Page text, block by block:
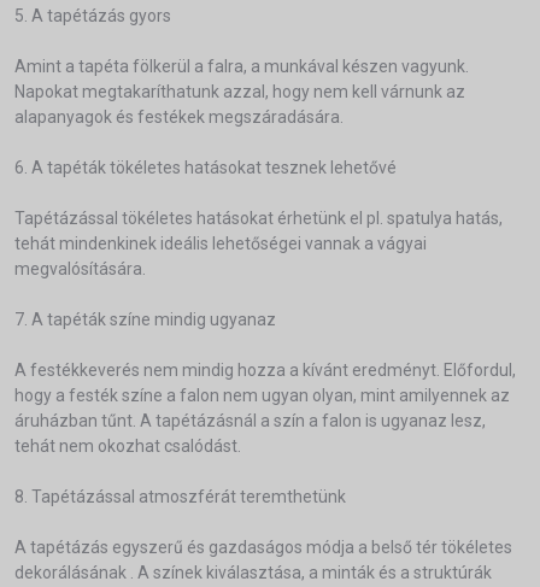
5. A tapétázás gyors
Amint a tapéta fölkerül a falra, a munkával készen vagyunk.
Napokat megtakaríthatunk azzal, hogy nem kell várnunk az
alapanyagok és festékek megszáradására.
6. A tapéták tökéletes hatásokat tesznek lehetővé
Tapétázással tökéletes hatásokat érhetünk el pl. spatulya hatás,
tehát mindenkinek ideális lehetőségei vannak a vágyai
megvalósítására.
7. A tapéták színe mindig ugyanaz
A festékkeverés nem mindig hozza a kívánt eredményt. Előfordul,
hogy a festék színe a falon nem ugyan olyan, mint amilyennek az
áruházban tűnt. A tapétázásnál a szín a falon is ugyanaz lesz,
tehát nem okozhat csalódást.
8. Tapétázással atmoszférát teremthetünk
A tapétázás egyszerű és gazdaságos módja a belső tér tökéletes
dekorálásának . A színek kiválasztása, a minták és a struktúrák